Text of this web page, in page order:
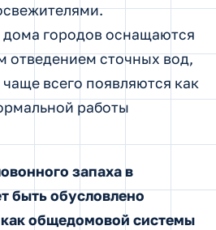
городов оснащаются
отведением сточных вод,
всего появляются как
работы
запаха в
быть обусловлено
общедомовой системы